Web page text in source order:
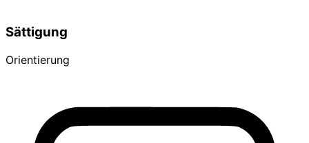
Sättigung
Orientierung